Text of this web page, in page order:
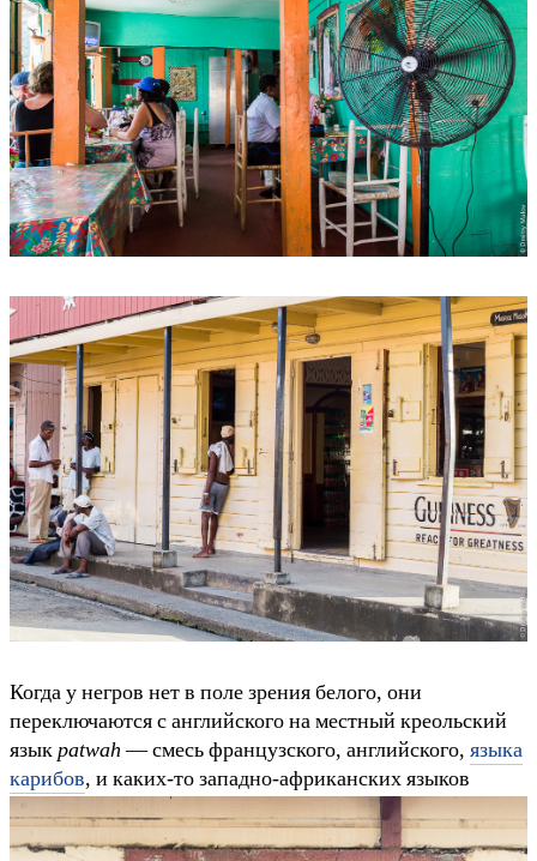
Когда у негров нет в поле зрения белого, они
переключаются с английского на местный креольский
языкpatwah— смесь французского, английского, языка
карибов, и каких-то западно-африканских языков